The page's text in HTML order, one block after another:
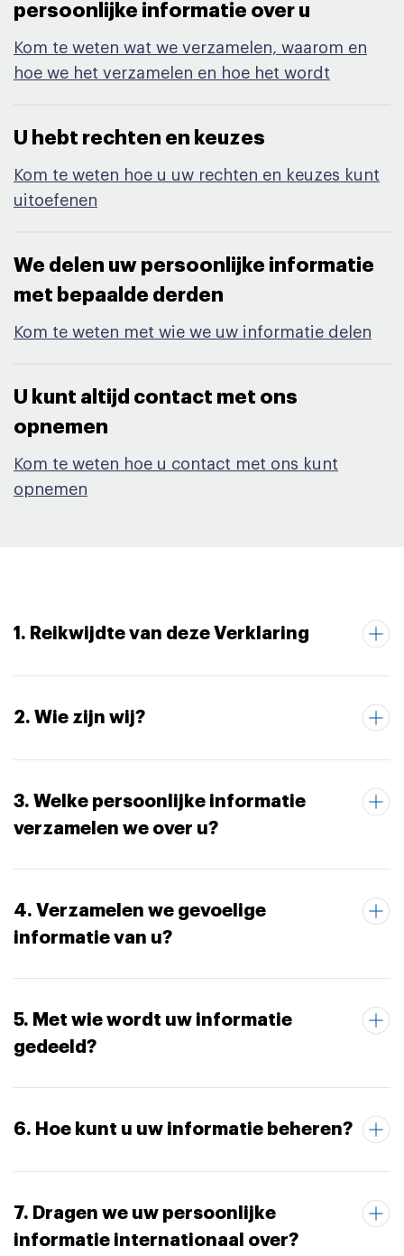
persoonlijke informatie over u​
Kom te weten wat we verzamelen, waarom en
hoe we het verzamelen en hoe het wordt
U hebt rechten en keuzes​
Kom te weten hoe u uw rechten en keuzes kunt
uitoefenen
We delen uw persoonlijke informatie
met bepaalde derden​
Kom te weten met wie we uw informatie delen
U kunt altijd contact met ons
opnemen​
Kom te weten hoe u contact met ons kunt
opnemen
1. Reikwijdte van deze Verklaring
2. Wie zijn wij?
3. Welke persoonlijke informatie
verzamelen we over u?
4. Verzamelen we gevoelige
informatie van u?
5. Met wie wordt uw informatie
gedeeld?
6. Hoe kunt u uw informatie beheren?
7. Dragen we uw persoonlijke
informatie internationaal over?